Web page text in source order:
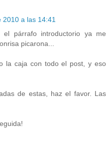
2010 a las 14:41
párrafo introductorio ya me
picarona...
la caja con todo el post, y eso
de estas, haz el favor. Las